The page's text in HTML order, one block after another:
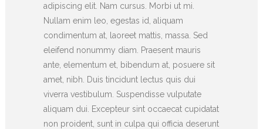
adipiscing elit. Nam cursus. Morbi ut mi.
Nullam enim leo, egestas id, aliquam
condimentum at, laoreet mattis, massa. Sed
eleifend nonummy diam. Praesent mauris
ante, elementum et, bibendum at, posuere sit
amet, nibh. Duis tincidunt lectus quis dui
viverra vestibulum. Suspendisse vulputate
aliquam dui. Excepteur sint occaecat cupidatat
non proident, sunt in culpa qui officia deserunt